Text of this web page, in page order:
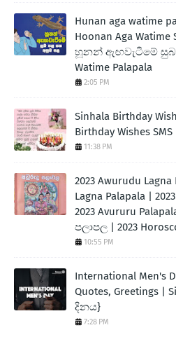
Hunan aga watime
Hoonan Aga
හූනන් ඇඟවැටීමේ සුබ
Watime Palapala
2:05 PM
Sinhala Birthday
Birthday Wishes
11:38 PM
2023 Awurudu
Lagna Palapala |
2023 Avururu
පලාපල | 2023
10:55 PM
International Men's
Quotes, Greetings |
දිනය}
7:28 PM